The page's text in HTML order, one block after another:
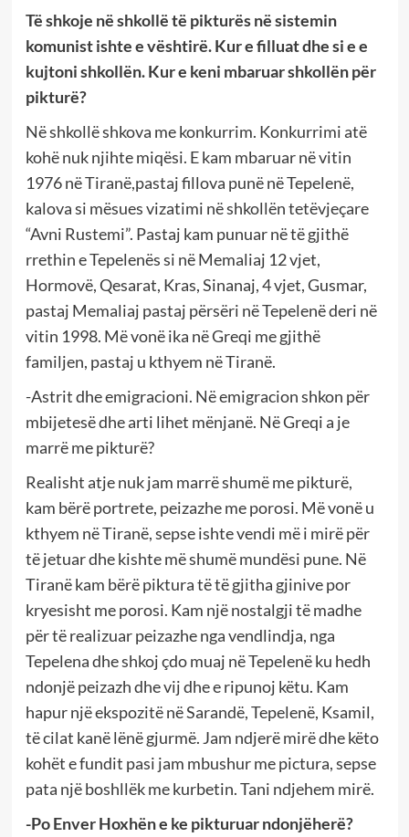
Të shkoje në shkollë të pikturës në sistemin
komunist ishte e vështirë. Kur e filluat dhe si e e
kujtoni shkollën. Kur e keni mbaruar shkollën për
pikturë?
Në shkollë shkova me konkurrim. Konkurrimi atë
kohë nuk njihte miqësi. E kam mbaruar në vitin
1976 në Tiranë,pastaj fillova punë në Tepelenë,
kalova si mësues vizatimi në shkollën tetëvjeçare
“Avni Rustemi”. Pastaj kam punuar në të gjithë
rrethin e Tepelenës si në Memaliaj 12 vjet,
Hormovë, Qesarat, Kras, Sinanaj, 4 vjet, Gusmar,
pastaj Memaliaj pastaj përsëri në Tepelenë deri në
vitin 1998. Më vonë ika në Greqi me gjithë
familjen, pastaj u kthyem në Tiranë.
-Astrit dhe emigracioni. Në emigracion shkon për
mbijetesë dhe arti lihet mënjanë. Në Greqi a je
marrë me pikturë?
Realisht atje nuk jam marrë shumë me pikturë,
kam bërë portrete, peizazhe me porosi. Më vonë u
kthyem në Tiranë, sepse ishte vendi më i mirë për
të jetuar dhe kishte më shumë mundësi pune. Në
Tiranë kam bërë piktura të të gjitha gjinive por
kryesisht me porosi. Kam një nostalgji të madhe
për të realizuar peizazhe nga vendlindja, nga
Tepelena dhe shkoj çdo muaj në Tepelenë ku hedh
ndonjë peizazh dhe vij dhe e ripunoj këtu. Kam
hapur një ekspozitë në Sarandë, Tepelenë, Ksamil,
të cilat kanë lënë gjurmë. Jam ndjerë mirë dhe këto
kohët e fundit pasi jam mbushur me pictura, sepse
pata një boshllëk me kurbetin. Tani ndjehem mirë.
-Po Enver Hoxhën e ke pikturuar ndonjëherë?